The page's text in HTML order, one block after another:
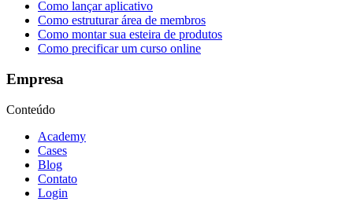
Como lançar aplicativo
Como estruturar área de membros
Como montar sua esteira de produtos
Como precificar um curso online
Empresa
Conteúdo
Academy
Cases
Blog
Contato
Login